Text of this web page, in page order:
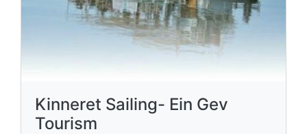
Kinneret Sailing- Ein Gev
Tourism